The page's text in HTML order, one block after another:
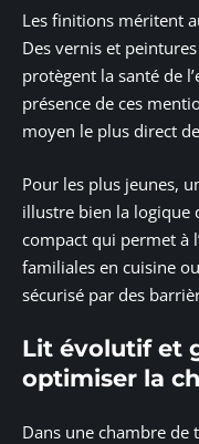
Les finitions méritent
Des vernis et peintures
protègent la santé de
présence de ces
moyen le plus direct
Pour les plus jeunes,
illustre bien la
compact qui permet à
familiales en cuisine
sécurisé par des
Lit évolutif et
optimiser la
Dans une chambre